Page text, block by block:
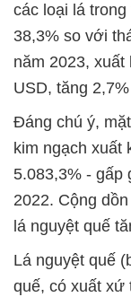
các loại lá
38,3% so với
năm 2023, xuất
USD, tăng
Đáng chú ý,
kim ngạch xuất
5.083,3% - gấp
2022. Cộng
lá nguyệt quế
Lá nguyệt quế
quế, có xuất xứ